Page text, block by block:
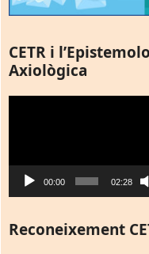
CETR i
Axiològica
00:00 02:28
Reconeixement